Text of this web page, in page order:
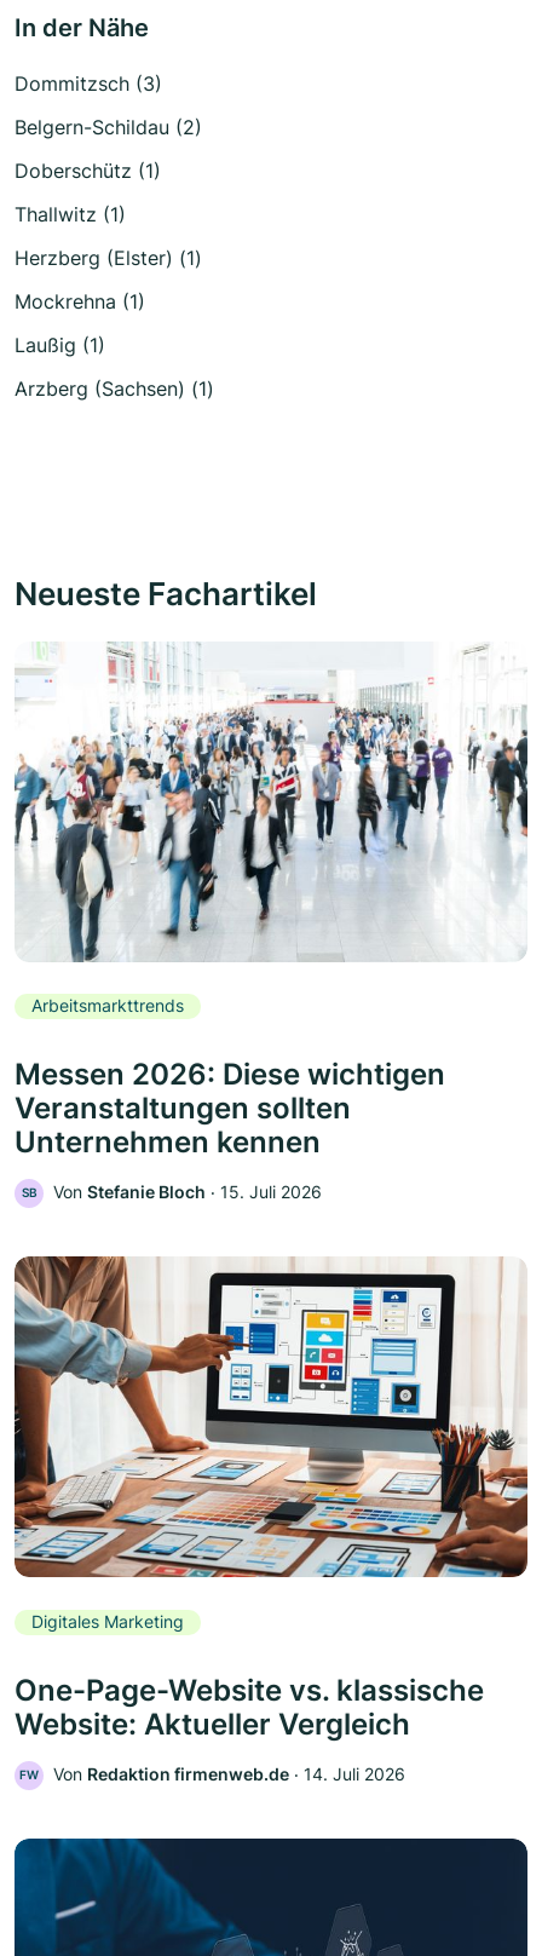
In der Nähe
Dommitzsch (3)
Belgern-Schildau (2)
Doberschütz (1)
Thallwitz (1)
Herzberg (Elster) (1)
Mockrehna (1)
Laußig (1)
Arzberg (Sachsen) (1)
Neueste Fachartikel
Arbeitsmarkttrends
Messen 2026: Diese wichtigen
Veranstaltungen sollten
Unternehmen kennen
SB Von Stefanie Bloch ‧ 15. Juli 2026
Digitales Marketing
One-Page-Website vs. klassische
Website: Aktueller Vergleich
FW Von Redaktion firmenweb.de ‧ 14. Juli 2026